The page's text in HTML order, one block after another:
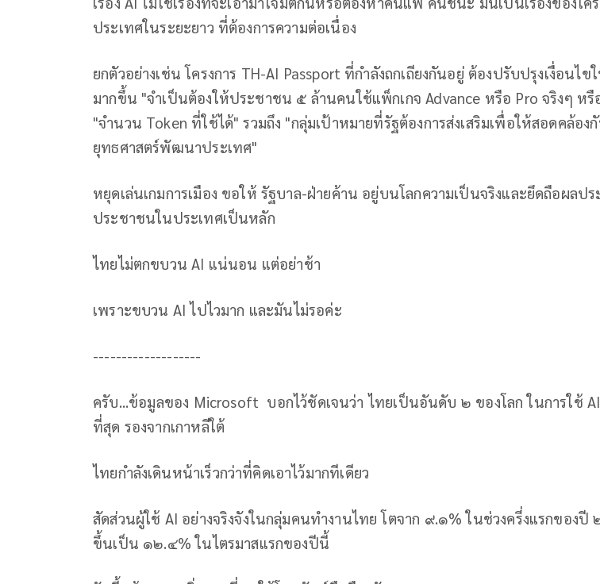
ประเทศในระยะยาว ที่ต้องการความต่อเนื่อง
ยกตัวอย่างเช่น โครงการ TH-AI Passport ที่กำลังถกเถียงกันอยู่ ต้องปรับปรุงเงื่อนไข
มากขึ้น "จำเป็นต้องให้ประชาชน ๕ ล้านคนใช้แพ็กเกจ Advance หรือ Pro จริงๆ หรื
"จำนวน Token ที่ใช้ได้" รวมถึง "กลุ่มเป้าหมายที่รัฐต้องการส่งเสริมเพื่อให้สอดคล้อง
ยุทธศาสตร์พัฒนาประเทศ"
หยุดเล่นเกมการเมือง ขอให้ รัฐบาล-ฝ่ายค้าน อยู่บนโลกความเป็นจริงและยึดถือผลป
ประชาชนในประเทศเป็นหลัก
ไทยไม่ตกขบวน AI แน่นอน แต่อย่าช้า
เพราะขบวน AI ไปไวมาก และมันไม่รอค่ะ
-------------------
ครับ...ข้อมูลของ Microsoft บอกไว้ชัดเจนว่า ไทยเป็นอันดับ ๒ ของโลก ในการใช้ AI
ที่สุด รองจากเกาหลีใต้
ไทยกำลังเดินหน้าเร็วกว่าที่คิดเอาไว้มากทีเดียว
สัดส่วนผู้ใช้ AI อย่างจริงจังในกลุ่มคนทำงานไทย โตจาก ๙.๑% ในช่วงครึ่งแรกของ
ขึ้นเป็น ๑๒.๔% ในไตรมาสแรกของปีนี้